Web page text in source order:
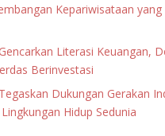
Kepariwisataan yang
Literasi Keuangan,
Berinvestasi
Dukungan Gerakan
Hidup Sedunia